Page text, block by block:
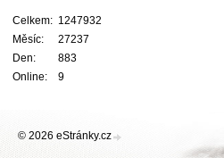
Online: 9
Celkem: 1247932
Měsíc:
27237
Den:
883
© 2026 eStránky.cz